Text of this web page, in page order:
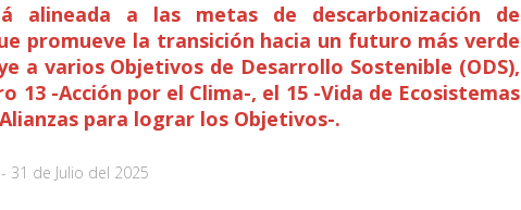
alineada a las metas de descarbonización de
promueve la transición hacia un futuro más verde
a varios Objetivos de Desarrollo Sostenible (ODS),
13 -Acción por el Clima-, el 15 -Vida de Ecosistemas
para lograr los Objetivos-.
31 de Julio del 2025